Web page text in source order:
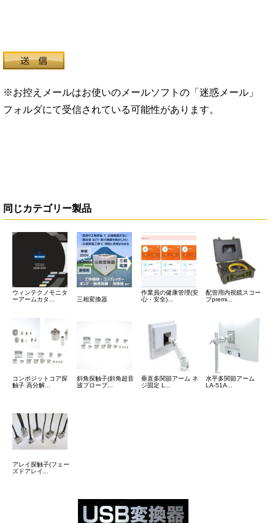
※お控えメールはお使いのメールソフトの「迷惑メール」
フォルダにて受信されている可能性があります。
同じカテゴリー製品
ウィンテクノモニタ
ーアームカタ...
三相変換器
作業員の健康管理(安
心・安全)...
配管用内視鏡スコー
プpremi...
コンポジットコア探
触子 高分解...
斜角探触子(斜角超音
波プローブ...
垂直多関節アーム ネ
ジ固定 L...
水平多関節アーム
LA-51A...
アレイ探触子(フェー
ズドアレイ...